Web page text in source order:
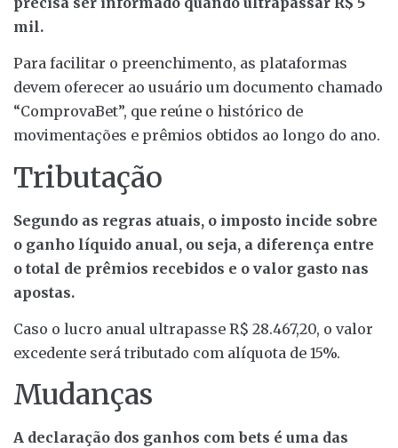
mil.
Para facilitar o preenchimento, as plataformas
devem oferecer ao usuário um documento chamado
“ComprovaBet”, que reúne o histórico de
movimentações e prêmios obtidos ao longo do ano.
Tributação
Segundo as regras atuais, o imposto incide sobre
o ganho líquido anual, ou seja, a diferença entre
o total de prêmios recebidos e o valor gasto nas
apostas.
Caso o lucro anual ultrapasse R$ 28.467,20, o valor
excedente será tributado com alíquota de 15%.
Mudanças
A declaração dos ganhos com bets é uma das